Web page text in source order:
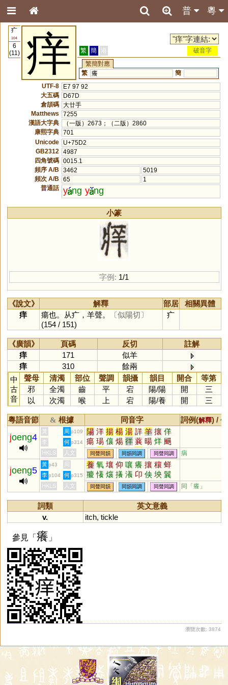
粵
普
疒
104
6
(11)
痒 繁 簡 港
破音字
繁簡對應
繁 癢
簡
UTF-8
E7 97 92
大五碼
D67D
倉頡碼 大廿手
Matthews
7255
漢語大字典
（一版）2673；（二版）2860
康熙字典 701
Unicode
U+75D2
GB2312
4987
四角號碼 0015.1
頻序 A/B
3462
5019
頻次 A/B
65
1
普通話 y ng y ng
小篆
字例: 1/1
《說文》 解釋 部居
相關異體
痒
瘍也。从疒，羊聲。
〔似陽切〕
(154 / 151)
疒
《廣韻》 頁碼 反切
註解
痒
171
似羊
痒
310
餘兩
中
古
音
聲母 清濁 部位 聲調 韻攝 韻目 開合
等第
邪
全濁 齒 平 宕 陽/陽 開
三
以
次濁 喉 上 宕 陽/養 開 三
粵語音節 & 根據 同音字 詞例(解釋) /
joeng4
黃 周 p109 陽 洋 揚 楊 湯 詳 羊 攘 佯
瘍 瑒 儴 煬 徉 蘘 暘 烊 颺
垟 瀼 穰 禳 蛘 昜 蝆 眻 獽
珜 崵 鐊 鸉 勷 禓 鍚
李 何 p314
HKLS 人文 同聲同韻 同韻同調 同聲同調 病
joeng5
黃 p43 周 養 氧 壤 仰 嚷 癢 攘 穰 蛘
羻 懩 爙 攁 瀁 卬 佒 坱 鬤
李 p104 何 p315
HKLS 人文 同聲同韻 同韻同調 同聲同調 同「癢 」
詞類
英文意義
v.
itch, tickle
參見「 癢 」
瀏覽次數: 3874